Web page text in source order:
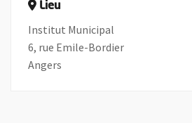
Lieu
Institut Municipal
6, rue Emile-Bordier
Angers